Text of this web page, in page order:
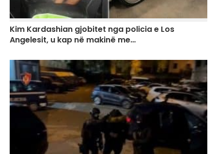
Kim Kardashian gjobitet nga policia e Los
Angelesit, u kap në makinë me…